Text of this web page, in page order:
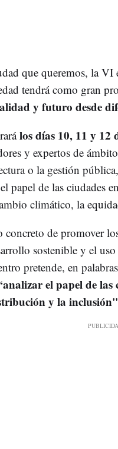
que queremos, la VI
tendrá como gran
y futuro desde
los días 10, 11 y 12
y expertos de
o la gestión
papel de las ciudades
climático, la
de promover
sostenible y el
pretende, en
el papel de las
y la inclusión"